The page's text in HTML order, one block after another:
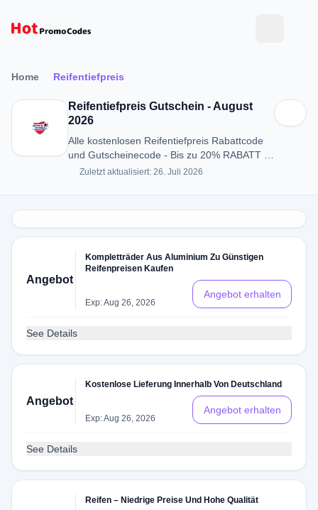
Home Reifentiefpreis
Reifentiefpreis Gutschein - August
2026
Alle kostenlosen Reifentiefpreis Rabattcode
und Gutscheinecode - Bis zu 20% RABATT in
August 2026
Zuletzt aktualisiert: 26. Juli 2026
Angebot
Kompletträder Aus Aluminium Zu Günstigen
Reifenpreisen Kaufen
Exp: Aug 26, 2026
Angebot erhalten
See Details
Angebot
Kostenlose Lieferung Innerhalb Von Deutschland
Exp: Aug 26, 2026
Angebot erhalten
See Details
Reifen – Niedrige Preise Und Hohe Qualität